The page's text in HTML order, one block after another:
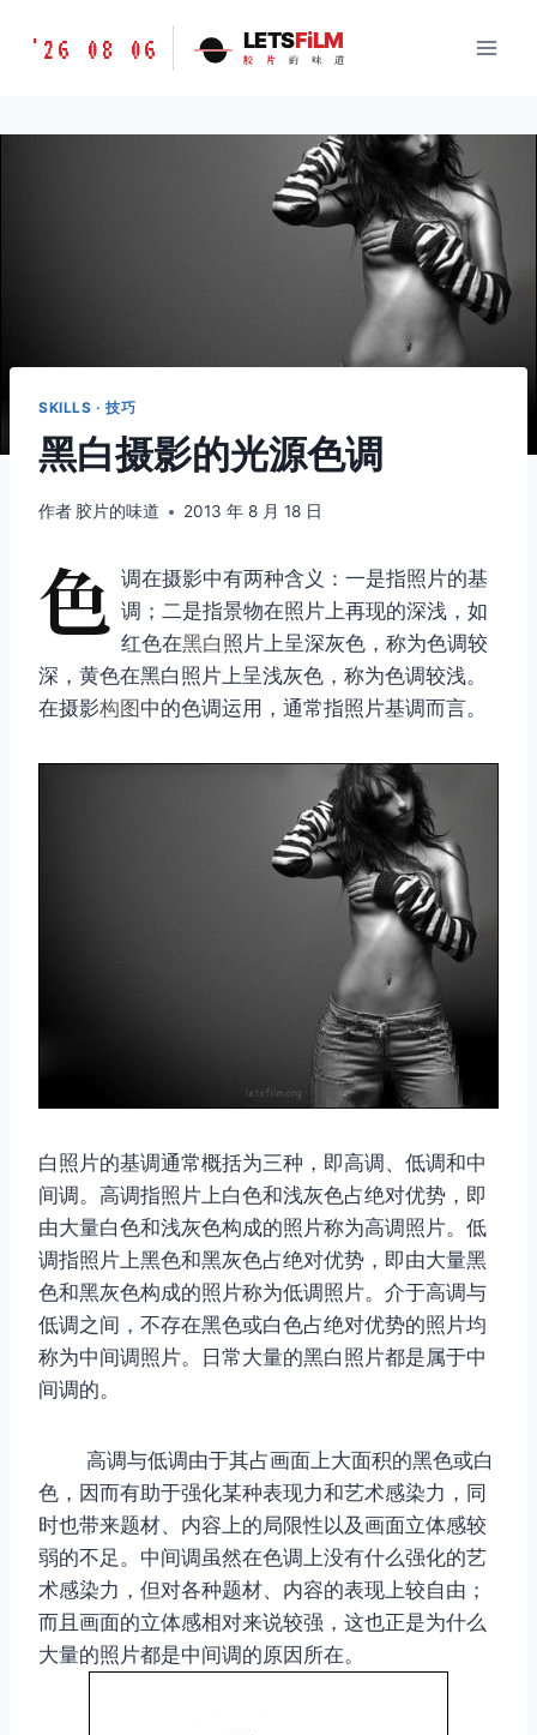
胶
味
'26 08 06 LETSFiLM
胶 片 的 味 道
SKILLS · 技巧
黑白摄影的光源色调
作者 胶片的味道 2013 年 8 月 18 日
色 调在摄影中有两种含义：一是指照片的基
调；二是指景物在照片上再现的深浅，如
红色在黑白 照片上呈深灰色，称为色调较
深，黄色在黑白照片上呈浅灰色，称为色调较浅。
在摄影构图 中的色调运用，通常指照片基调而言。
白照片的基调通常概括为三种，即高调、低调和中
间调。高调指照片上白色和浅灰色占绝对优势，即
由大量白色和浅灰色构成的照片称为高调照片。低
调指照片上黑色和黑灰色占绝对优势，即由大量黑
色和黑灰色构成的照片称为低调照片。介于高调与
低调之间，不存在黑色或白色占绝对优势的照片均
称为中间调照片。日常大量的黑白照片都是属于中
间调的。
高调与低调由于其占画面上大面积的黑色或白
色，因而有助于强化某种表现力和艺术感染力，同
时也带来题材、内容上的局限性以及画面立体感较
弱的不足。中间调虽然在色调上没有什么强化的艺
术感染力，但对各种题材、内容的表现上较自由；
而且画面的立体感相对来说较强，这也正是为什么
大量的照片都是中间调的原因所在。